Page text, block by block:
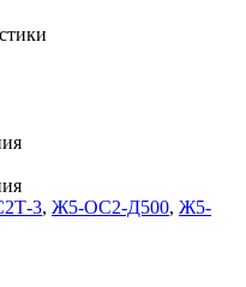
3, Ж5-ОС2-Д500, Ж5-